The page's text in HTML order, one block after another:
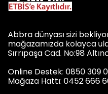
Trençkot, yağmurlu ve
kullanılan, uzun bir ceket
biraz daha uzun olup, ön
fermuar ile kapanabilirler.
Abbra dünyası sizi
mağazamızda kolayca
Sırrıpaşa Cad. No:98
Online Destek: 0850 309
Mağaza Hattı: 0452 666